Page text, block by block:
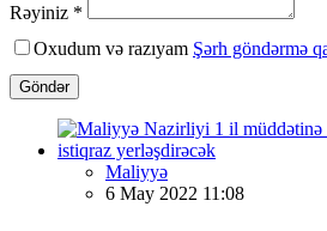
Rəyiniz *
Oxudum və razıyam Şərh göndərmə
Göndər
Maliyyə
6 May 2022 11:08